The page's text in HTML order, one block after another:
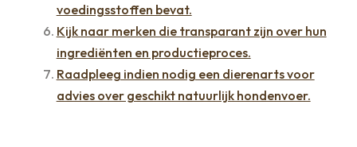
voedingsstoffen bevat.
Kijk naar merken die transparant zijn over hun
ingrediënten en productieproces.
Raadpleeg indien nodig een dierenarts voor
advies over geschikt natuurlijk hondenvoer.